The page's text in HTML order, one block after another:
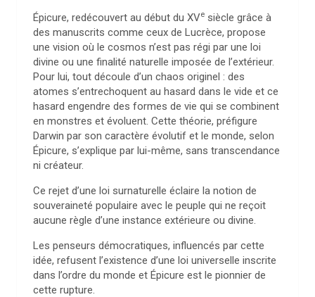
Épicure, redécouvert au début du XVe siècle grâce à
des manuscrits comme ceux de Lucrèce, propose
une vision où le cosmos n’est pas régi par une loi
divine ou une finalité naturelle imposée de l’extérieur.
Pour lui, tout découle d’un chaos originel : des
atomes s’entrechoquent au hasard dans le vide et ce
hasard engendre des formes de vie qui se combinent
en monstres et évoluent. Cette théorie, préfigure
Darwin par son caractère évolutif et le monde, selon
Épicure, s’explique par lui-même, sans transcendance
ni créateur.
Ce rejet d’une loi surnaturelle éclaire la notion de
souveraineté populaire avec le peuple qui ne reçoit
aucune règle d’une instance extérieure ou divine.
Les penseurs démocratiques, influencés par cette
idée, refusent l’existence d’une loi universelle inscrite
dans l’ordre du monde et Épicure est le pionnier de
cette rupture.